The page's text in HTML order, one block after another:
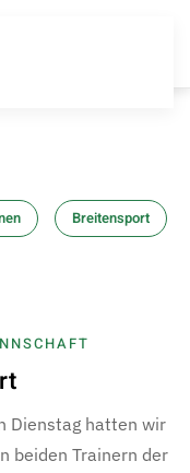
Breitensport
Dienstag hatten wir
beiden Trainern der